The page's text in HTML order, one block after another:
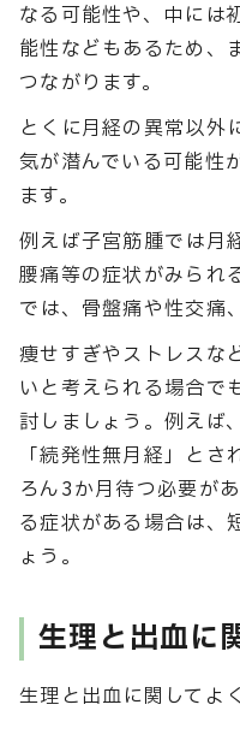
なる可能性や、中には
能性などもあるため、
つながります。
とくに月経の異常以外
気が潜んでいる可能性
ます。
例えば子宮筋腫では月
腰痛等の症状がみられ
では、骨盤痛や性交痛
痩せすぎやストレスな
いと考えられる場合で
討しましょう。例えば
「続発性無月経」と
ろん3か月待つ必要が
る症状がある場合は、
ょう。
生理と出血に
生理と出血に関してよ